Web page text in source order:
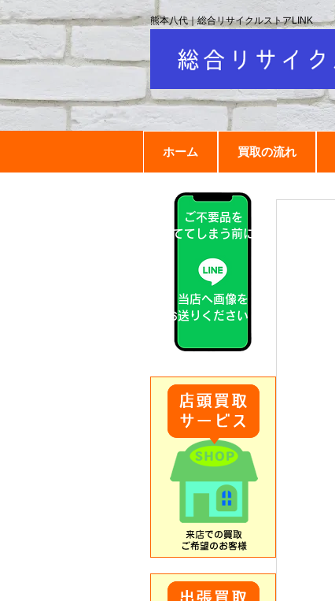
ホーム 買取の流れ
熊本八代｜総合リサイクルストアLINK
ご不要品を
捨ててしまう前に！
当店へ画像を
お送りください！